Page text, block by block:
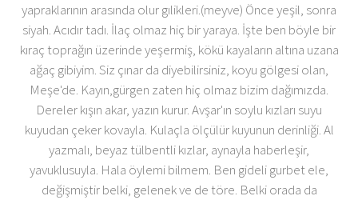
yapraklarının arasında olur gılikleri.(meyve) Önce yeşil, sonra
siyah. Acıdır tadı. İlaç olmaz hiç bir yaraya. İşte ben böyle bir
kıraç toprağın üzerinde yeşermiş, kökü kayaların altına uzana
ağaç gibiyim. Siz çınar da diyebilirsiniz, koyu gölgesi olan,
Meşe'de. Kayın,gürgen zaten hiç olmaz bizim dağımızda.
Dereler kışın akar, yazın kurur. Avşar'ın soylu kızları suyu
kuyudan çeker kovayla. Kulaçla ölçülür kuyunun derinliği. Al
yazmalı, beyaz tülbentli kızlar, aynayla haberleşir,
yavuklusuyla. Hala öylemi bilmem. Ben gideli gurbet ele,
değişmiştir belki, gelenek ve de töre. Belki orada da